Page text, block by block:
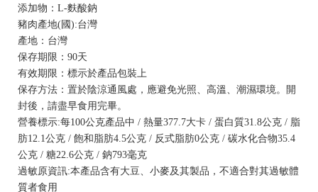
添加物：L-麩酸鈉
豬肉產地(國):台灣
產地：台灣
保存期限：90天
有效期限：標示於產品包裝上
保存方法：置於陰涼通風處，應避免光照、高溫、潮濕環境。開
封後，請盡早食用完畢。
營養標示:每100公克產品中 / 熱量377.7大卡 / 蛋白質31.8公克 / 脂
肪12.1公克 / 飽和脂肪4.5公克 / 反式脂肪0公克 / 碳水化合物35.4
公克 / 糖22.6公克 / 鈉793毫克
過敏原資訊:本產品含有大豆、小麥及其製品，不適合對其過敏體
質者食用